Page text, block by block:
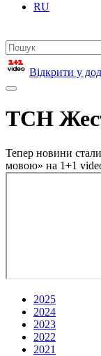
RU
Відкрити у
ТСН
Тепер новини
мовою» на 1+1
2025
2024
2023
2022
2021